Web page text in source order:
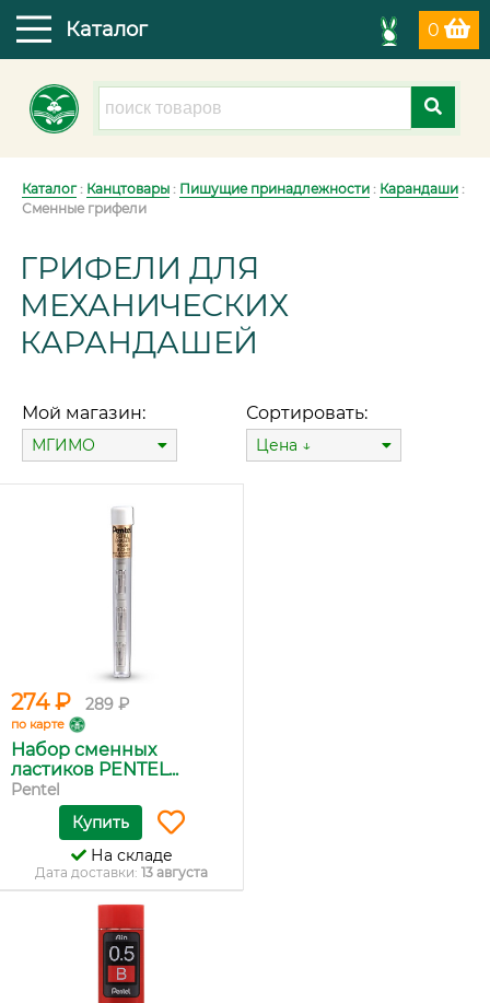
0
Каталог
Каталог: Канцтовары : Пишущие принадлежности : Карандаши :
Сменные грифели
ГРИФЕЛИ ДЛЯ
МЕХАНИЧЕСКИХ
КАРАНДАШЕЙ
Мой магазин:
МГИМО
Сортировать:
Цена ↓
274 ₽ 289 ₽
по карте
Набор сменных
ластиков PENTEL...
Pentel
Купить
На складе
Дата доставки: 13 августа